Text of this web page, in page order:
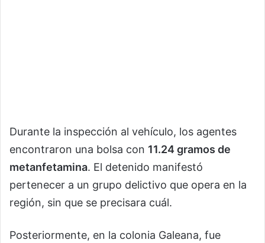
Durante la inspección al vehículo, los agentes
encontraron una bolsa con 11.24 gramos de
metanfetamina. El detenido manifestó
pertenecer a un grupo delictivo que opera en la
región, sin que se precisara cuál.
Posteriormente, en la colonia Galeana, fue